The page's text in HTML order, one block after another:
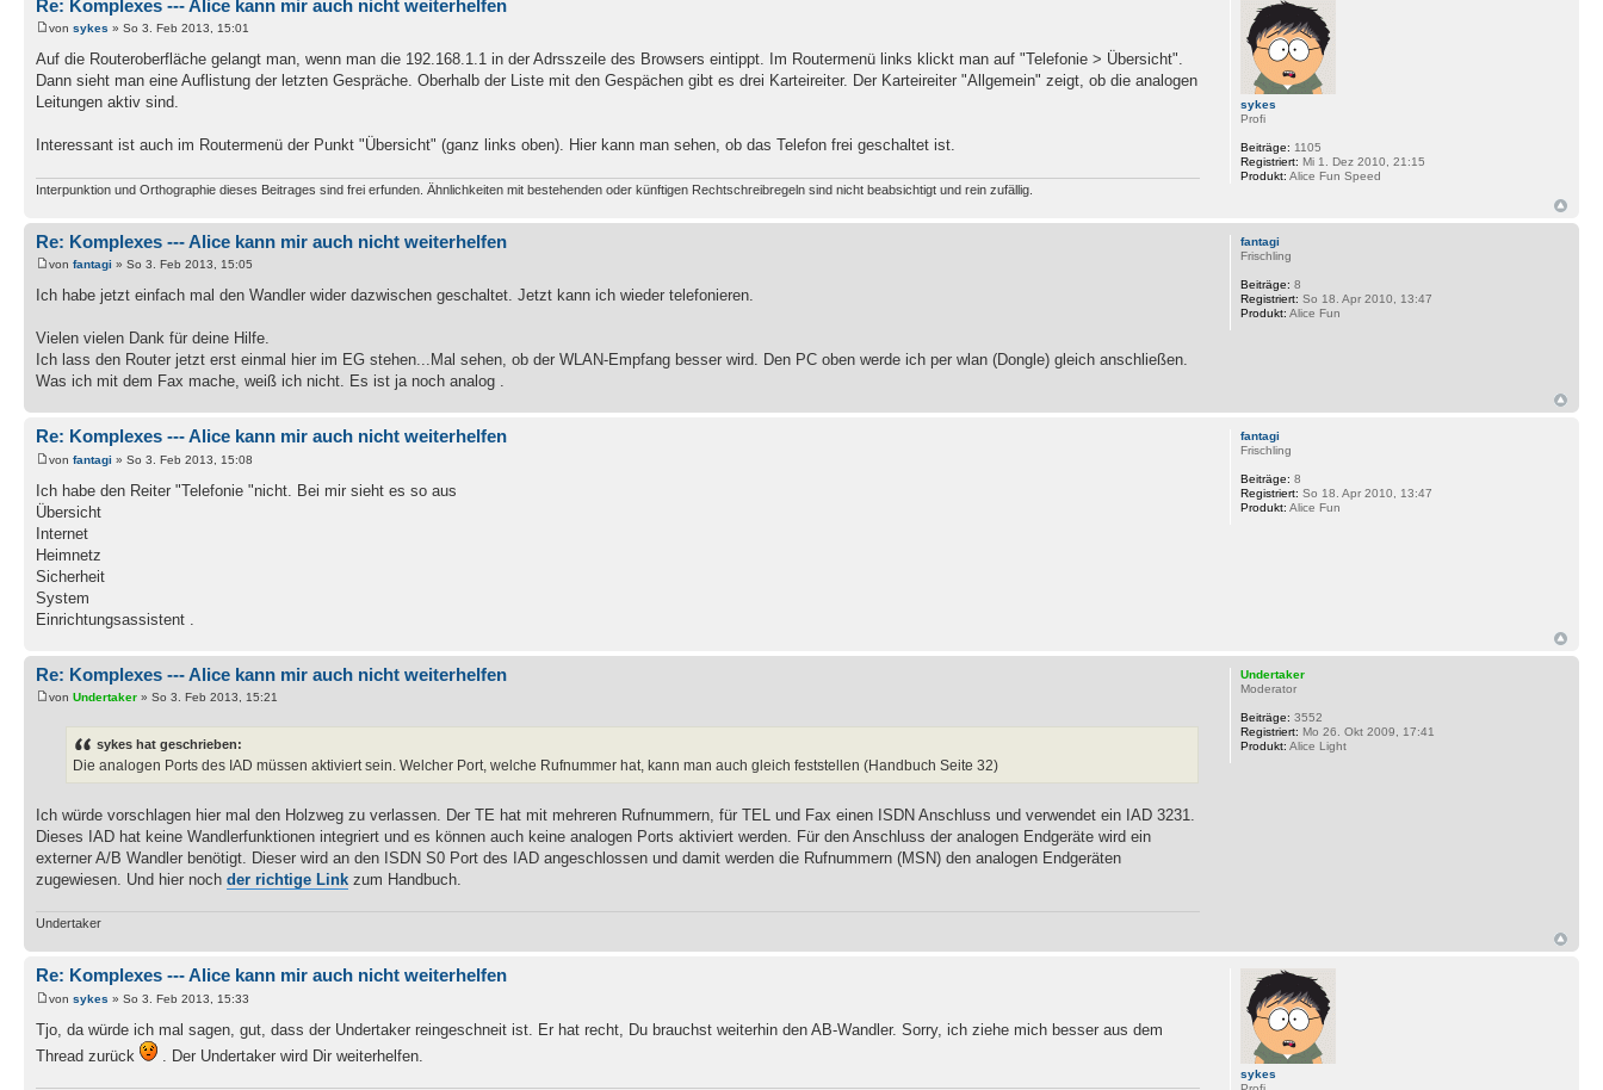
Re: Komplexes --- Alice kann mir auch nicht weiterhelfen
von sykes » So 3. Feb 2013, 15:01
Auf die Routeroberfläche gelangt man, wenn man die 192.168.1.1 in der Adrsszeile des Browsers eintippt. Im Routermenü links klickt man auf "Telefonie > Übersicht".
Dann sieht man eine Auflistung der letzten Gespräche. Oberhalb der Liste mit den Gespächen gibt es drei Karteireiter. Der Karteireiter "Allgemein" zeigt, ob die analogen
Leitungen aktiv sind.
Interessant ist auch im Routermenü der Punkt "Übersicht" (ganz links oben). Hier kann man sehen, ob das Telefon frei geschaltet ist.
Interpunktion und Orthographie dieses Beitrages sind frei erfunden. Ähnlichkeiten mit bestehenden oder künftigen Rechtschreibregeln sind nicht beabsichtigt und rein zufällig.
sykes
Profi
Beiträge: 1105
Registriert: Mi 1. Dez 2010, 21:15
Produkt: Alice Fun Speed
Re: Komplexes --- Alice kann mir auch nicht weiterhelfen
von fantagi » So 3. Feb 2013, 15:05
Ich habe jetzt einfach mal den Wandler wider dazwischen geschaltet. Jetzt kann ich wieder telefonieren.
Vielen vielen Dank für deine Hilfe.
Ich lass den Router jetzt erst einmal hier im EG stehen...Mal sehen, ob der WLAN-Empfang besser wird. Den PC oben werde ich per wlan (Dongle) gleich anschließen.
Was ich mit dem Fax mache, weiß ich nicht. Es ist ja noch analog .
fantagi
Frischling
Beiträge: 8
Registriert: So 18. Apr 2010, 13:47
Produkt: Alice Fun
Re: Komplexes --- Alice kann mir auch nicht weiterhelfen
von fantagi » So 3. Feb 2013, 15:08
Ich habe den Reiter "Telefonie "nicht. Bei mir sieht es so aus
Übersicht
Internet
Heimnetz
Sicherheit
System
Einrichtungsassistent .
fantagi
Frischling
Beiträge: 8
Registriert: So 18. Apr 2010, 13:47
Produkt: Alice Fun
Re: Komplexes --- Alice kann mir auch nicht weiterhelfen
von Undertaker » So 3. Feb 2013, 15:21
sykes hat geschrieben:
Die analogen Ports des IAD müssen aktiviert sein. Welcher Port, welche Rufnummer hat, kann man auch gleich feststellen (Handbuch Seite 32)
Ich würde vorschlagen hier mal den Holzweg zu verlassen. Der TE hat mit mehreren Rufnummern, für TEL und Fax einen ISDN Anschluss und verwendet ein IAD 3231.
Dieses IAD hat keine Wandlerfunktionen integriert und es können auch keine analogen Ports aktiviert werden. Für den Anschluss der analogen Endgeräte wird ein
externer A/B Wandler benötigt. Dieser wird an den ISDN S0 Port des IAD angeschlossen und damit werden die Rufnummern (MSN) den analogen Endgeräten
zugewiesen. Und hier noch der richtige Link zum Handbuch.
Undertaker
Undertaker
Moderator
Beiträge: 3552
Registriert: Mo 26. Okt 2009, 17:41
Produkt: Alice Light
Re: Komplexes --- Alice kann mir auch nicht weiterhelfen
von sykes » So 3. Feb 2013, 15:33
Tjo, da würde ich mal sagen, gut, dass der Undertaker reingeschneit ist. Er hat recht, Du brauchst weiterhin den AB-Wandler. Sorry, ich ziehe mich besser aus dem
Thread zurück
. Der Undertaker wird Dir weiterhelfen.
sykes